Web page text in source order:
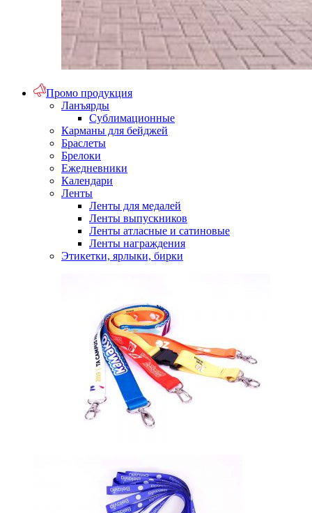
Промо продукция
Ланъярды
Сублимационные
Карманы для бейджей
Браслеты
Брелоки
Ежедневники
Календари
Ленты
Ленты для медалей
Ленты выпускников
Ленты атласные и сатиновые
Ленты награждения
Этикетки, ярлыки, бирки